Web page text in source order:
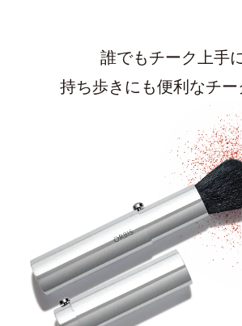
誰でもチーク上手
持ち歩きにも便利なチ